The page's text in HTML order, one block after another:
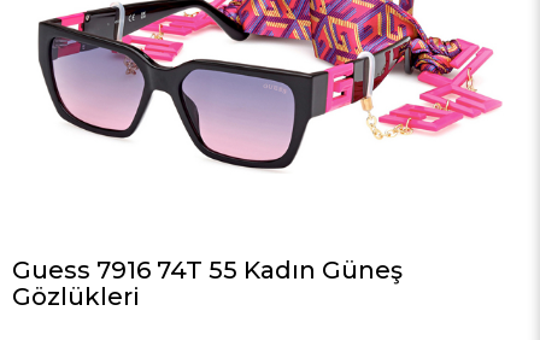
Guess 7916 74T 55 Kadın Güneş
Gözlükleri